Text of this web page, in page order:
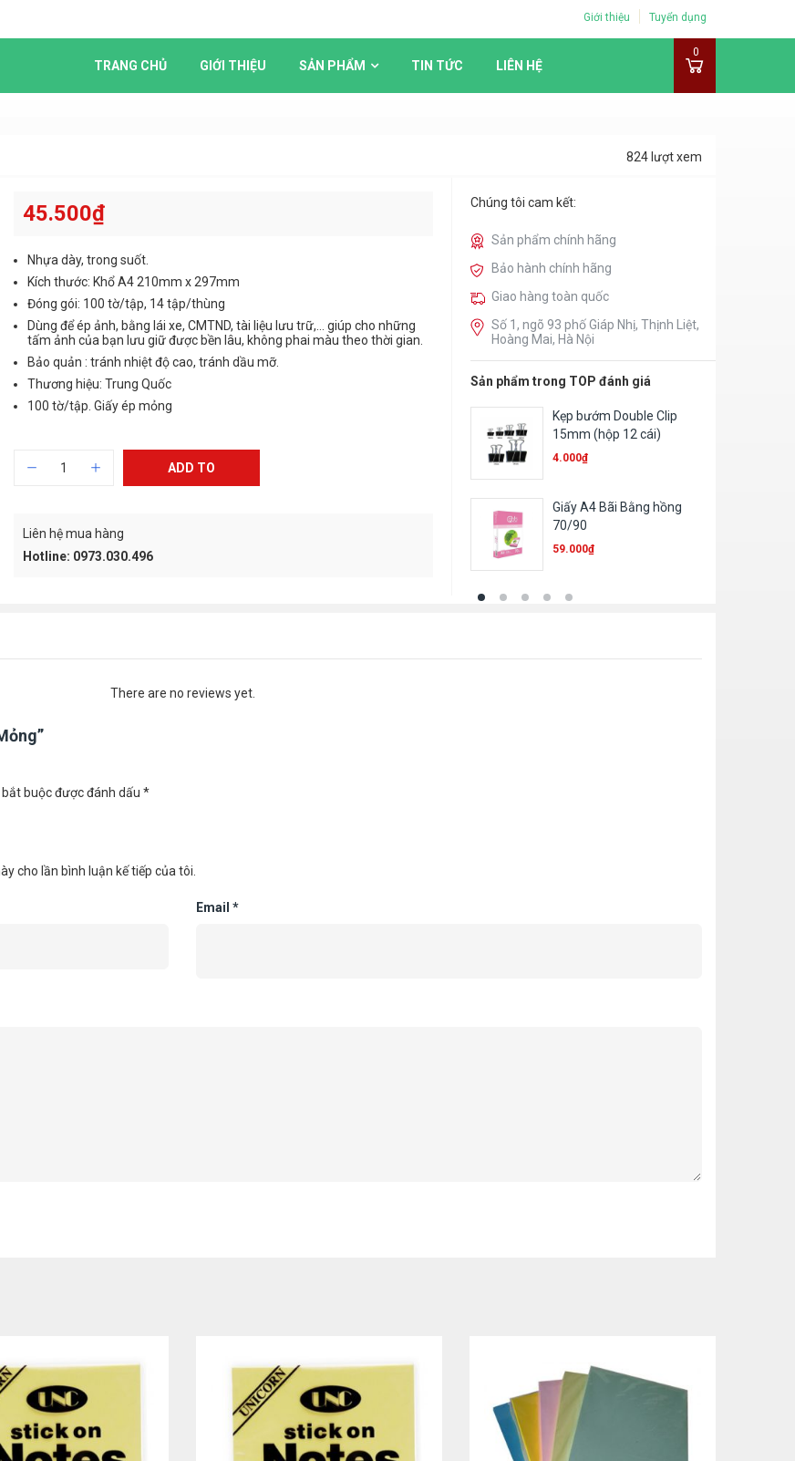
Giới thiệu Tuyển dụng
TRANG CHỦ GIỚI THIỆU SẢN PHẨM TIN TỨC LIÊN HỆ
0
824 lượt xem
45.500₫
Nhựa dày, trong suốt.
Kích thước: Khổ A4 210mm x 297mm
Đóng gói: 100 tờ/tập, 14 tập/thùng
Dùng để ép ảnh, bằng lái xe, CMTND, tài liệu lưu trữ,… giúp cho những
tấm ảnh của bạn lưu giữ được bền lâu, không phai màu theo thời gian.
Bảo quản : tránh nhiệt độ cao, tránh dầu mỡ.
Thương hiệu: Trung Quốc
100 tờ/tập. Giấy ép mỏng
ADD TO
Liên hệ mua hàng
Hotline: 0973.030.496
Chúng tôi cam kết:
Sản phẩm chính hãng
Bảo hành chính hãng
Giao hàng toàn quốc
Số 1, ngõ 93 phố Giáp Nhị, Thịnh Liệt,
Hoàng Mai, Hà Nội
Sản phẩm trong TOP đánh giá
Kẹp bướm Double Clip
15mm (hộp 12 cái)
Giấy A4 Bãi Bằng hồng
There are no reviews yet.
buộc được đánh dấu *
cho lần bình luận kế tiếp của tôi.
Email *